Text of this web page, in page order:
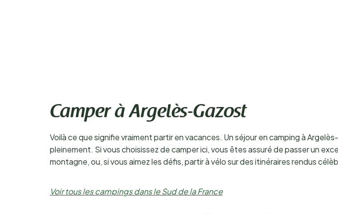
Camper à Argelès-Gazost
Voilà ce que signifie vraiment partir en vacances. Un séjour en camping à
pleinement. Si vous choisissez de camper ici, vous êtes assuré de passer un
montagne, ou, si vous aimez les défis, partir à vélo sur des itinéraires rendus
Voir tous les campings dans le Sud de la France